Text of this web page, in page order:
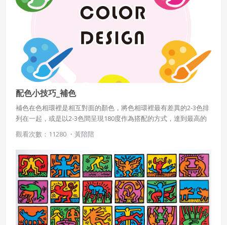
的設計可以改造社會。
配色小技巧_補色
補色在色相環裡是相互對面的顏色，將色相環裡最有差異的2-3色排
列在一起，或是以2-3色間呈現180度作為搭配的方式，達到最高的
對比，給予鮮明且強烈的印象。
觀看次數：11280 ・ 黃陪陪